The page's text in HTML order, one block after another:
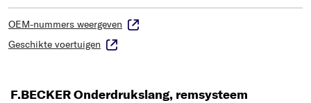
OEM-nummers weergeven
Geschikte voertuigen
F.BECKER Onderdrukslang, remsysteem